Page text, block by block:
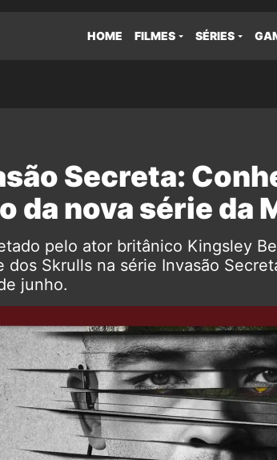
HOME FILMES SÉRIES
Secreta:
da nova série da
pelo ator britânico Kingsley
dos Skrulls na série Invasão
junho.